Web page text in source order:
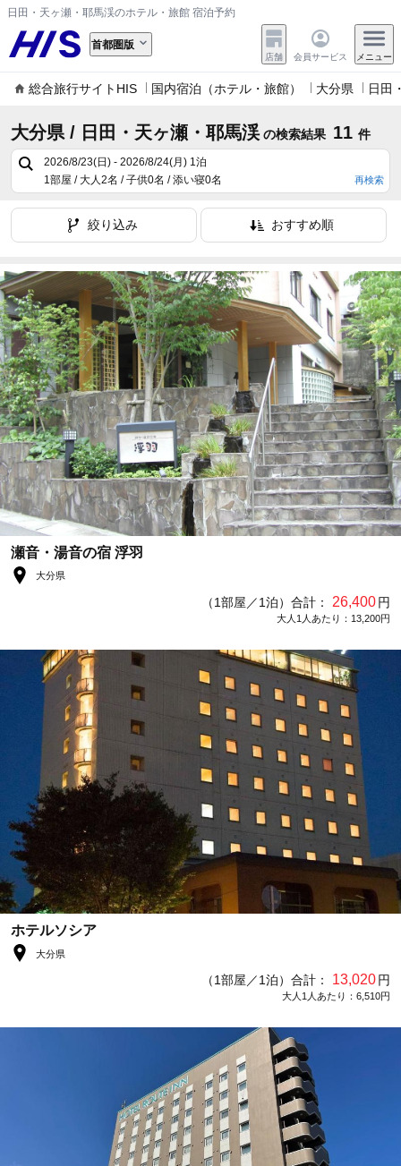
日田・天ヶ瀬・耶馬渓のホテル・旅館 宿泊予約
首都圏版
店舗 会員サービス メニュー
総合旅行サイトHIS 国内宿泊（ホテル・旅館） 大分県 日田
大分県 / 日田・天ヶ瀬・耶馬渓 の検索結果 11 件
2026/8/23(日) - 2026/8/24(月) 1泊
1部屋 / 大人2名 / 子供0名 / 添い寝0名
再検索
絞り込み おすすめ順
瀬音・湯音の宿 浮羽
大分県
（1部屋／1泊）合計： 26,400円
大人1人あたり：13,200円
ホテルソシア
大分県
（1部屋／1泊）合計： 13,020円
大人1人あたり：6,510円